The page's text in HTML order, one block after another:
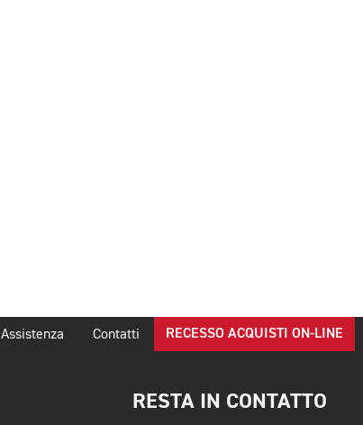
Assistenza Contatti RECESSO ACQUISTI ON-LINE
RESTA IN CONTATTO